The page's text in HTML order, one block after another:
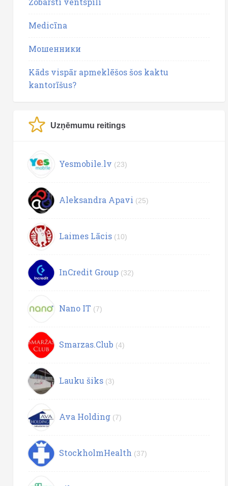
Medicīna
Мошенники
Kāds vispār apmeklēšos šos kaktu
kantorīšus?
Uzņēmumu reitings
Yesmobile.lv (23)
Aleksandra Apavi (25)
Laimes Lācis (10)
InCredit Group (32)
Nano IT (7)
Smarzas.Club (4)
Lauku šiks (3)
Ava Holding (7)
StockholmHealth (37)